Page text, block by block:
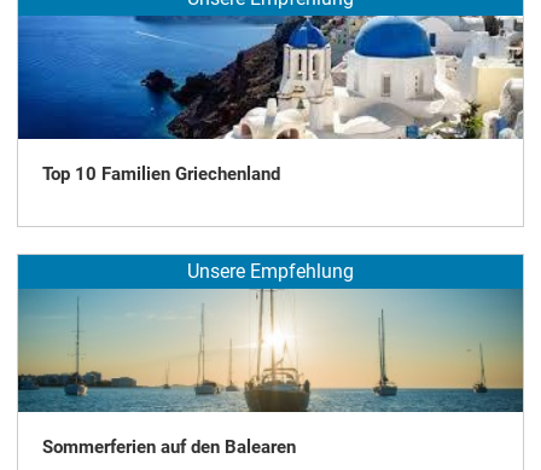
Top 10 Familien Griechenland
Unsere Empfehlung
Sommerferien auf den Balearen